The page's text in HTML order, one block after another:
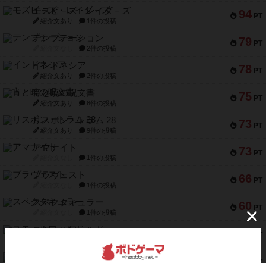
94 PT
モズビ－ズ・レイダ－ズ
紹介文あり 1件の投稿
79 PT
テンプテーション
2件の投稿
78 PT
インドネシア
紹介文あり 2件の投稿
75 PT
宵と暁の呪文書
紹介文あり 8件の投稿
73 PT
リスボン・トラム 28
紹介文あり 9件の投稿
73 PT
アマナイト
1件の投稿
66 PT
ブラヴェスト
1件の投稿
60 PT
スペクタキュラー
1件の投稿
PT
スモールワールド